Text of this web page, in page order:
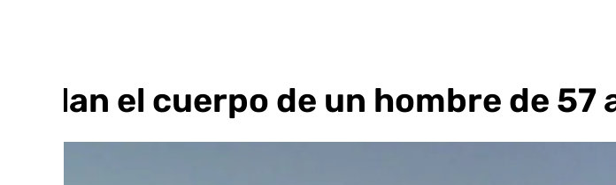
Hallan el cuerpo de un hombre de